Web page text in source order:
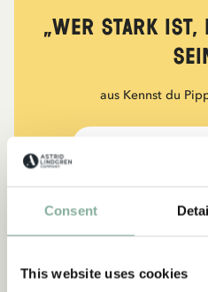
Consent
This website uses cookies
„Wer stark ist,
aus Kennst du